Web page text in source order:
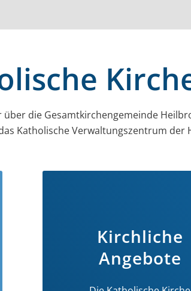
über die Gesamt­kirchen­gemeinde
Katholische Verwaltungszentrum der
Kirchliche
Angebote